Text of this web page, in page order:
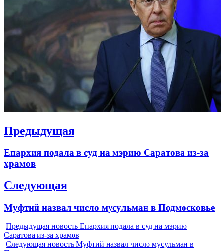
Навигация
записям
Предыдущая
Previous
Епархия подала в суд на мэрию Саратова из-за
храмов
Следующая
Next
post:
Муфтий назвал число мусульман в Подмосковье
Предыдущая новость Епархия подала в суд на мэрию
Саратова из-за храмов
Следующая новость Муфтий назвал число мусульман в